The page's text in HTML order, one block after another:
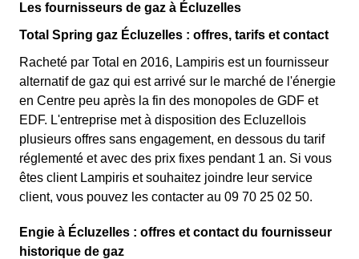
Les fournisseurs de gaz à Écluzelles
Total Spring gaz Écluzelles : offres, tarifs et contact
Racheté par Total en 2016, Lampiris est un fournisseur
alternatif de gaz qui est arrivé sur le marché de l'énergie
en Centre peu après la fin des monopoles de GDF et
EDF. L'entreprise met à disposition des Ecluzellois
plusieurs offres sans engagement, en dessous du tarif
réglementé et avec des prix fixes pendant 1 an. Si vous
êtes client Lampiris et souhaitez joindre leur service
client, vous pouvez les contacter au 09 70 25 02 50.
Engie à Écluzelles : offres et contact du fournisseur
historique de gaz